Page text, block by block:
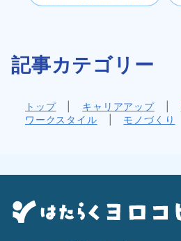
記事カテゴリー
トップ キャリアアップ
ワークスタイル
モノづくり